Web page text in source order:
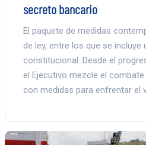
secreto bancario
El paquete de medidas
de ley, entre los que se incluye
constitucional. Desde el
el Ejecutivo mezcle el
con medidas para enfrentar el